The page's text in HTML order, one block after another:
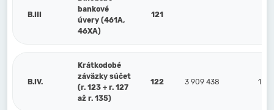
B.III
bankové
úvery (461A,
46XA)
121
B.IV.
Krátkodobé
záväzky súčet
(r. 123 + r. 127
až r. 135)
122 3 909 438 1